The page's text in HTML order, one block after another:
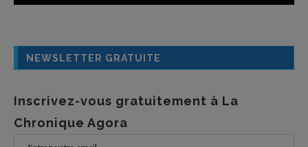
NEWSLETTER GRATUITE
Inscrivez-vous gratuitement à La
Chronique Agora